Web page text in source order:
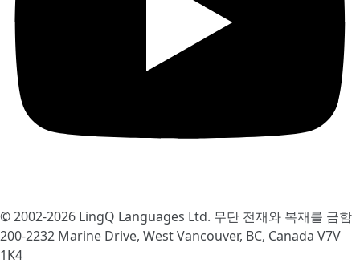
© 2002-2026 LingQ Languages Ltd. 무단 전재와 복재를 금함
200-2232 Marine Drive, West Vancouver, BC, Canada V7V
1K4